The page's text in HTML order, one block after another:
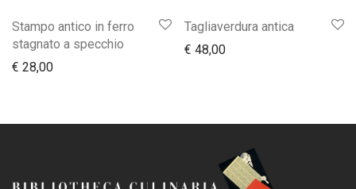
Stampo antico in ferro
stagnato a specchio
€ 28,00
Tagliaverdura antica
€ 48,00